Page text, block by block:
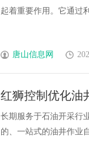
起着重要作用。它通过
唐山信息网
红狮控制优化油
长期服务于石油开采行
的、一站式的油井作业